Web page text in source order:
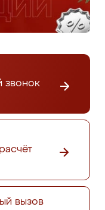
звонок
вызов